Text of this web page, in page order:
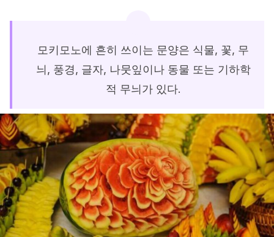
모키모노에 흔히 쓰이는 문양은 식물, 꽃, 무
늬, 풍경, 글자, 나뭇잎이나 동물 또는 기하학
적 무늬가 있다.